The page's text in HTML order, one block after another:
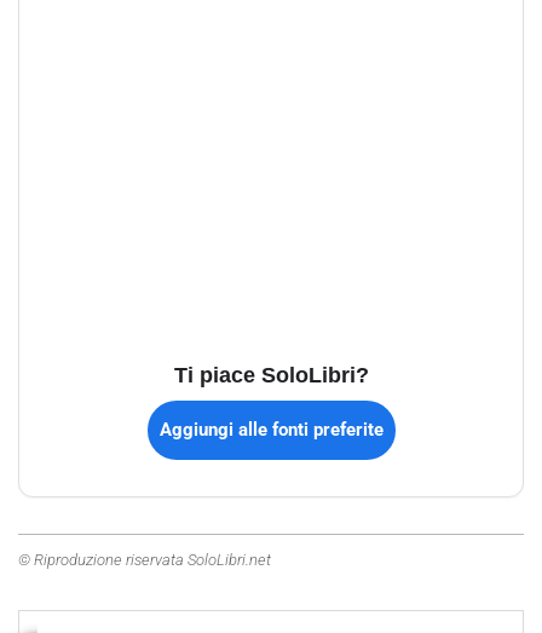
Ti piace SoloLibri?
Aggiungi alle fonti preferite
© Riproduzione riservata SoloLibri.net